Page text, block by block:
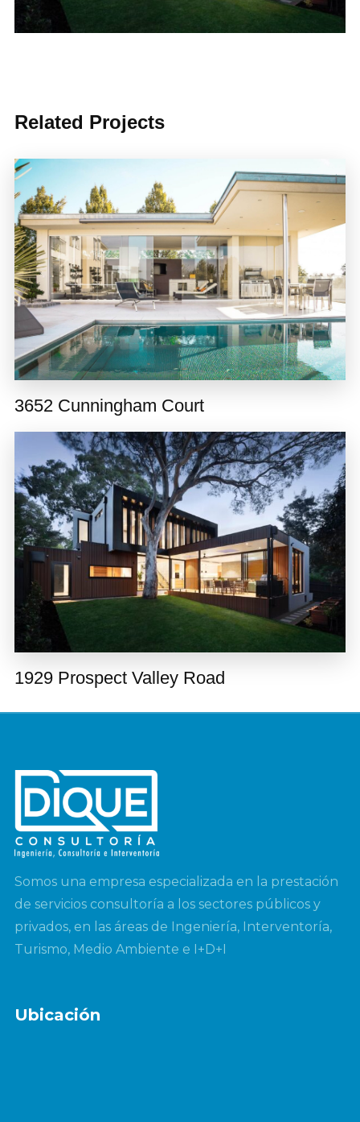
Related Projects
3652 Cunningham Court
1929 Prospect Valley Road
Somos una empresa especializada en la prestación
de servicios consultoría a los sectores públicos y
privados, en las áreas de Ingeniería, Interventoría,
Turismo, Medio Ambiente e I+D+I
Ubicación